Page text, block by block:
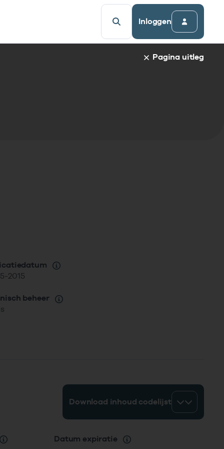
Inloggen
Pagina uitleg
2015
beheer
Download inhoud codelijst
Datum expiratie